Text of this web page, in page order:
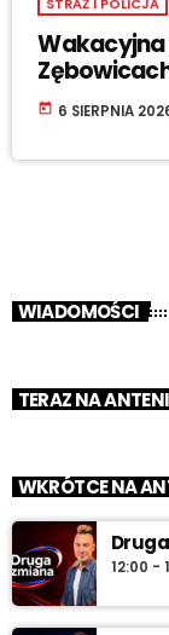
Wakacyjna
today 6 SIERPNIA
WIADOMOŚCI
TERAZ NA
WKRÓTCE NA
12:00 -